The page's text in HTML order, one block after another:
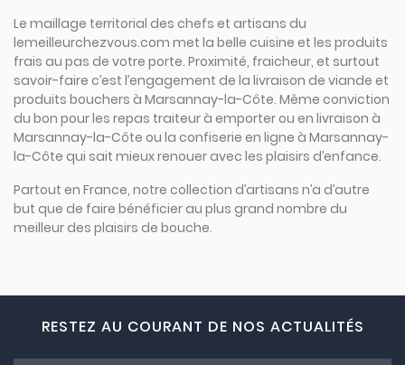
Le maillage territorial des chefs et artisans du
lemeilleurchezvous.com met la belle cuisine et les produits
frais au pas de votre porte. Proximité, fraicheur, et surtout
savoir-faire c’est l’engagement de la livraison de viande et
produits bouchers à Marsannay-la-Côte. Même conviction
du bon pour les repas traiteur à emporter ou en livraison à
Marsannay-la-Côte ou la confiserie en ligne à Marsannay-
la-Côte qui sait mieux renouer avec les plaisirs d’enfance.
Partout en France, notre collection d’artisans n’a d’autre
but que de faire bénéficier au plus grand nombre du
meilleur des plaisirs de bouche.
RESTEZ AU COURANT DE NOS ACTUALITÉS